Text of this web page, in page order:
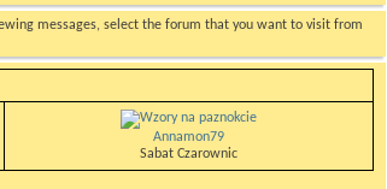
messages, select the forum that you want to visit from
Annamon79
Sabat Czarownic